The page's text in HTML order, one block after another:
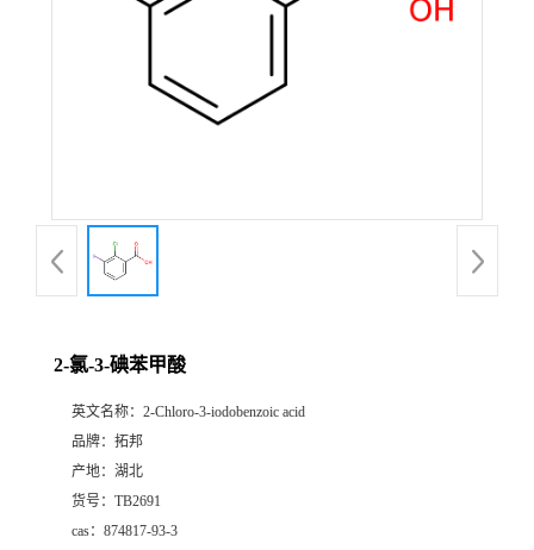
2-氯-3-碘苯甲酸
英文名称： 2-Chloro-3-iodobenzoic acid
品牌： 拓邦
产地： 湖北
货号： TB2691
cas： 874817-93-3